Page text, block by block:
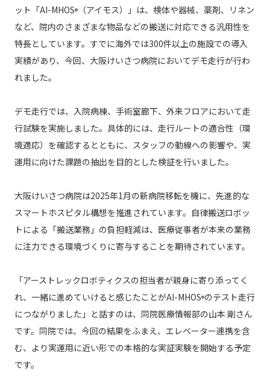
ット「AI-MHOS®（アイモス）」は、検体や器械、薬剤、リネン
など、院内のさまざまな物品などの搬送に対応できる汎用性を
特長としています。すでに海外では300件以上の施設での導入
実績があり、今回、大阪けいさつ病院においてデモ走行が行わ
れました。
デモ走行では、入院病棟、手術室廊下、外来フロアにおいて走
行試験を実施しました。具体的には、走行ルートの適合性（環
境適応）を確認するとともに、スタッフの動線への影響や、実
運用に向けた課題の抽出を目的とした検証を行いました。
大阪けいさつ病院は2025年1月の新病院移転を機に、先進的な
スマートホスピタル構想を推進されています。自律搬送ロボッ
トによる「搬送業務」の負担軽減は、医療従事者が本来の業務
に注力できる環境づくりに寄与することを期待されています。
「アーストレックロボティクスの担当者が親身に寄り添ってく
れ、一緒に進めていけると感じたことがAI-MHOS®のテスト走行
につながりました」と話すのは、同院医療情報部の山本 剛さん
です。同院では、今回の結果をふまえ、エレベーター連携を含
む、より実運用に近い形での本格的な実証実験を開始する予定
です。